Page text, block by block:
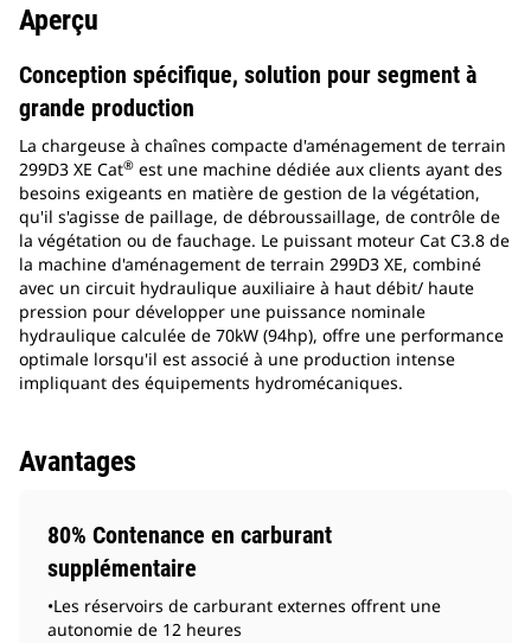
Aperçu
Conception spécifique, solution pour segment à
grande production
La chargeuse à chaînes compacte d'aménagement de terrain
299D3 XE Cat® est une machine dédiée aux clients ayant des
besoins exigeants en matière de gestion de la végétation,
qu'il s'agisse de paillage, de débroussaillage, de contrôle de
la végétation ou de fauchage. Le puissant moteur Cat C3.8 de
la machine d'aménagement de terrain 299D3 XE, combiné
avec un circuit hydraulique auxiliaire à haut débit/ haute
pression pour développer une puissance nominale
hydraulique calculée de 70kW (94hp), offre une performance
optimale lorsqu'il est associé à une production intense
impliquant des équipements hydromécaniques.
Avantages
80% Contenance en carburant
supplémentaire
•Les réservoirs de carburant externes offrent une
autonomie de 12 heures